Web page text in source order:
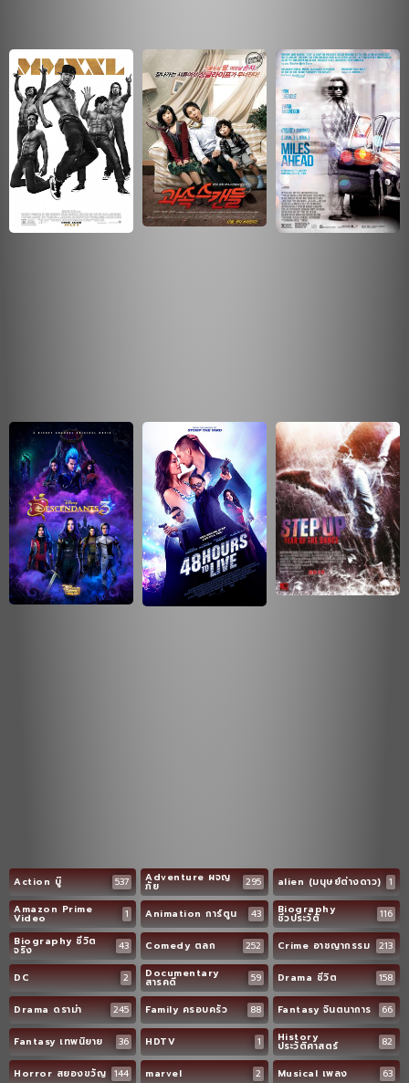
Action บู๊ 537 Adventure ผจญ
ภัย 295 alien (มนุษย์ต่างดาว) 1
Amazon Prime
Video 1 Animation การ์ตูน 43 Biography
ชีวประวัติ
116
Biography ชีวิต
จริง 43 Comedy ตลก 252 Crime อาชญากรรม 213
DC 2 Documentary
สารคดี 59 Drama ชีวิต 158
Drama ดราม่า 245 Family ครอบครัว 88 Fantasy จินตนาการ 66
Fantasy เทพนิยาย 36 HDTV 1 History
ประวัติศาสตร์ 82
Horror สยองขวัญ 144 marvel 2 Musical เพลง 63